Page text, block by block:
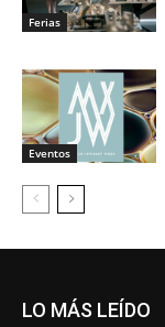
Ferias
Eventos
LO MÁS LEÍDO